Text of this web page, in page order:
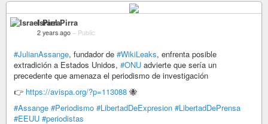
Israel Pirra
2 years ago – Public
#JulianAssange, fundador de #WikiLeaks, enfrenta posible
extradición a Estados Unidos, #ONU advierte que sería un
precedente que amenaza el periodismo de investigación
👉 https://avispa.org/?p=113088 🐝
#Assange #Periodismo #LibertadDeExpresion #LibertadDePrensa
#EEUU #periodistas